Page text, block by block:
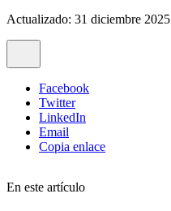
Actualizado: 31 diciembre 2025
Facebook
Twitter
LinkedIn
Email
Copia enlace
En este artículo